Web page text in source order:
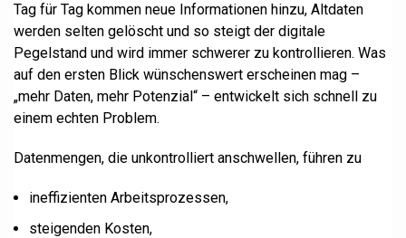
Tag für Tag kommen neue Informationen hinzu, Altdaten
werden selten gelöscht und so steigt der digitale
Pegelstand und wird immer schwerer zu kontrollieren. Was
auf den ersten Blick wünschenswert erscheinen mag –
„mehr Daten, mehr Potenzial“ – entwickelt sich schnell zu
einem echten Problem.
Datenmengen, die unkontrolliert anschwellen, führen zu
ineffizienten Arbeitsprozessen,
steigenden Kosten,